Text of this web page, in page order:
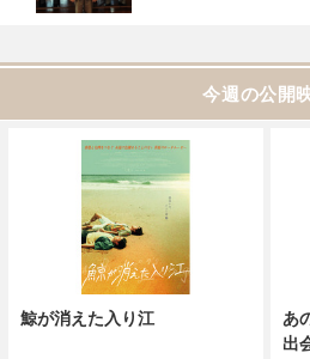
今週の公開
鯨が消えた入り江
あ
出